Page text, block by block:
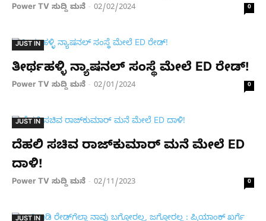
Power TV ಸುದ್ದಿ ಮನೆ - 02/02/2024 0
JUST IN
ತೀರ್ಥಹಳ್ಳಿ ನ್ಯಾಷನಲ್ ಸಂಸ್ಥೆ ಮೇಲೆ ED ರೇಡ್​​!
Power TV ಸುದ್ದಿ ಮನೆ - 02/01/2024 0
JUST IN
ದೆಹಲಿ​ ಸಚಿವ ರಾಜ್​ಕುಮಾರ್​​ ಮನೆ ಮೇಲೆ ED
ದಾಳಿ!
Power TV ಸುದ್ದಿ ಮನೆ - 02/11/2023 0